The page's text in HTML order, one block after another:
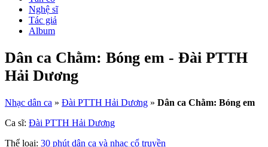
Nghệ sĩ
Tác giả
Album
Dân ca Chằm: Bóng em - Đài PTTH
Hải Dương
Nhạc dân ca » Đài PTTH Hải Dương » Dân ca Chằm: Bóng em
Ca sĩ: Đài PTTH Hải Dương
Thể loại: 30 phút dân ca và nhạc cổ truyền